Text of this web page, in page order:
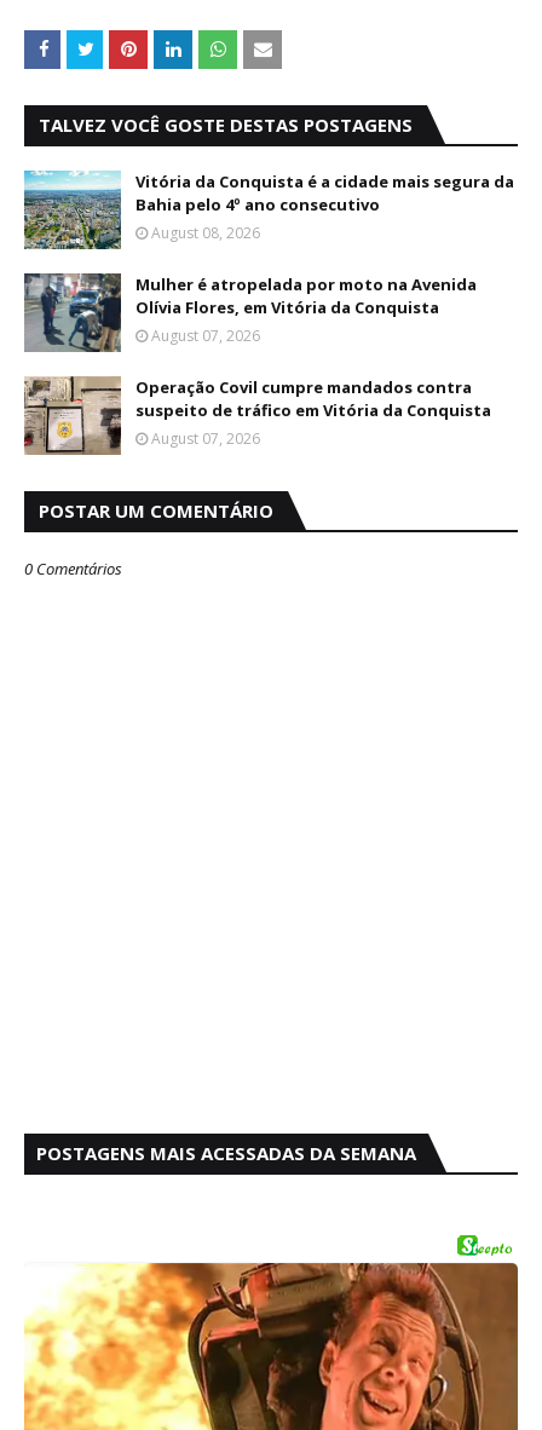
TALVEZ VOCÊ GOSTE DESTAS POSTAGENS
Vitória da Conquista é a cidade mais segura da
Bahia pelo 4º ano consecutivo
August 08, 2026
Mulher é atropelada por moto na Avenida
Olívia Flores, em Vitória da Conquista
August 07, 2026
Operação Covil cumpre mandados contra
suspeito de tráfico em Vitória da Conquista
August 07, 2026
POSTAR UM COMENTÁRIO
0 Comentários
POSTAGENS MAIS ACESSADAS DA SEMANA